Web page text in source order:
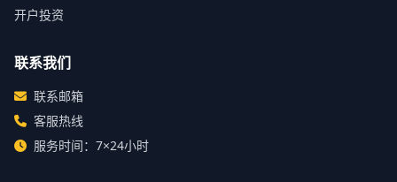
开户投资
联系我们
联系邮箱
客服热线
服务时间：7×24小时